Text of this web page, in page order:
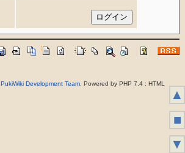
PukiWiki Development Team. Powered by PHP 7.4 : HTML
▲
■
▼